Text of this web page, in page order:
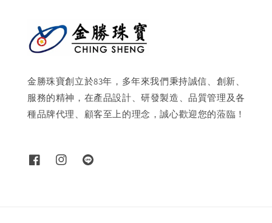
金勝珠寶創立於83年，多年來我們秉持誠信、創新、
服務的精神，在產品設計、研發製造、品質管理及各
種品牌代理、顧客至上的理念，誠心歡迎您的蒞臨！